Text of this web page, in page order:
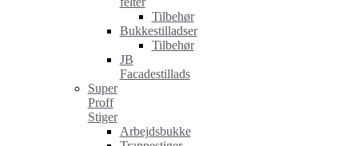
Tilbehør
Bukkestilladser
Tilbehør
JB
Facadestillads
Super
Proff
Stiger
Arbejdsbukke